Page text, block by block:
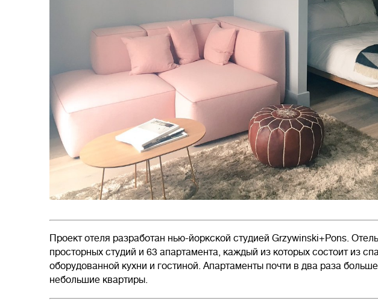
Проект отеля разработан нью-йоркской студией Grzywinski+Pons.
просторных студий и 63 апартамента, каждый из которых состоит из
оборудованной кухни и гостиной. Апартаменты почти в два раза
небольшие квартиры.